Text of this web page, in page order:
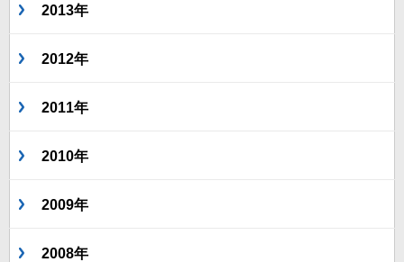
2013年
2012年
2011年
2010年
2009年
2008年